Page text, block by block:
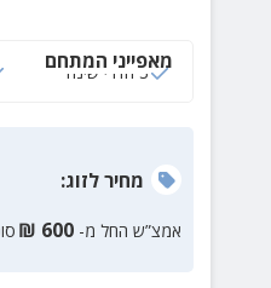
מאפייני המתחם
3 חדרי שינה
מחירלזוג:
אמצ”ש החל מ- 600
₪